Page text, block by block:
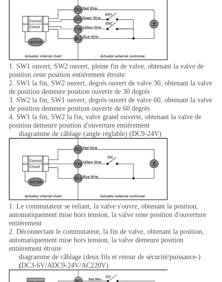
1. SW1 ouvert, SW2 ouvert, pleine fin de valve, obtenant la valve de
position reste position entièrement étroite
2. SW1 la fin, SW2 ouvert, degrés ouvert de valve 30, obtenant la valve
de position demeure position ouverte de 30 degrés
3. SW2 la fin, SW1 ouvert, degrés ouvert de valve 60, obtenant la valve
de position demeure position ouverte de 60 degrés
4. SW1 la fin, SW2 la fin, valve grand ouverte, obtenant la valve de
position demeure position d'ouverture entièrement
diagramme de câblage (angle réglable) (DC9-24V)
1. Le commutateur se reliant, la valve s'ouvre, obtenant la position,
automatiquement mise hors tension, la valve reste position d'ouverture
entièrement
2. Déconnectant le commutateur, la fin de valve, obtenant la position,
automatiquement mise hors tension, la valve demeure position
entièrement étroite
diagramme de câblage (deux fils et retour de sécurité/puissance-)
(DC3-6V/ADC9-24V/AC220V)